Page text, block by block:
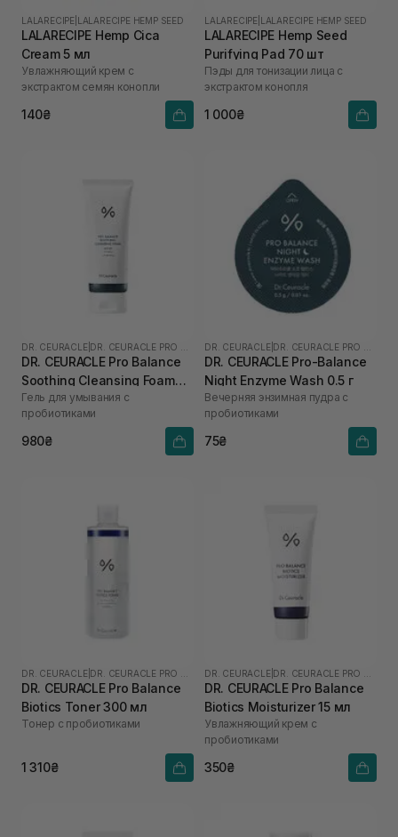
LALARECIPE LALARECIPE HEMP SEED
LALARECIPE Hemp Cica
Cream 5 мл
Увлажняющий крем с
экстрактом семян конопли
140₴
LALARECIPE LALARECIPE HEMP SEED
LALARECIPE Hemp Seed
Purifying Pad 70 шт
Пэды для тонизации лица с
экстрактом конопля
1 000₴
DR. CEURACLE
DR. CEURACLE Pro Balance
Soothing Cleansing Foam
150 мл
Гель для умывания с
пробиотиками
980₴
DR. CEURACLE
DR. CEURACLE Pro-Balance
Night Enzyme Wash 0.5 г
Вечерняя энзимная пудра с
пробиотиками
75₴
DR. CEURACLE
DR. CEURACLE Pro Balance
Biotics Toner 300 мл
Тонер с пробиотиками
1 310₴
DR. CEURACLE
DR. CEURACLE Pro Balance
Biotics Moisturizer 15 мл
Увлажняющий крем с
пробиотиками
350₴